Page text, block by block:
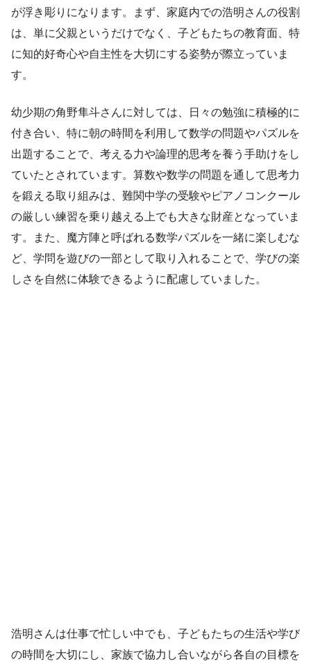
が浮き彫りになります。まず、家庭内での浩明さんの役割
は、単に父親というだけでなく、子どもたちの教育面、特
に知的好奇心や自主性を大切にする姿勢が際立っていま
す。
幼少期の角野隼斗さんに対しては、日々の勉強に積極的に
付き合い、特に朝の時間を利用して数学の問題やパズルを
出題することで、考える力や論理的思考を養う手助けをし
ていたとされています。算数や数学の問題を通して思考力
を鍛える取り組みは、難関中学の受験やピアノコンクール
の厳しい練習を乗り越える上でも大きな財産となっていま
す。また、魔方陣と呼ばれる数学パズルを一緒に楽しむな
ど、学問を遊びの一部として取り入れることで、学びの楽
しさを自然に体験できるように配慮していました。
浩明さんは仕事で忙しい中でも、子どもたちの生活や学び
の時間を大切にし、家族で協力し合いながら各自の目標を